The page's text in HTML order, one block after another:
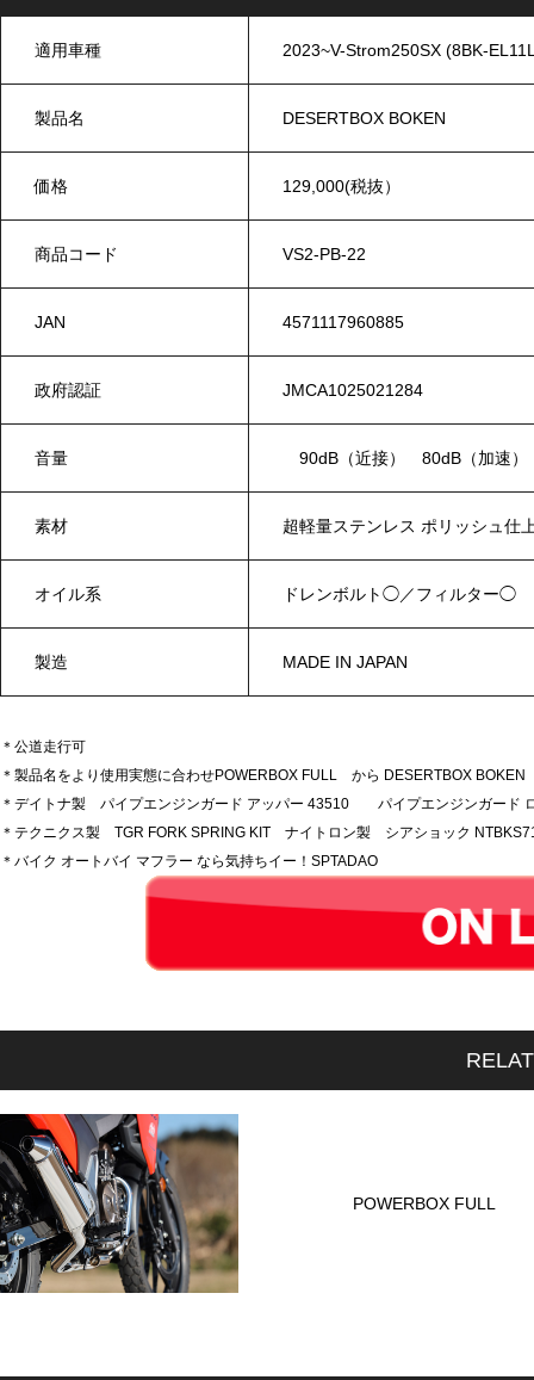
適用車種 2023~V-Strom250SX (8BK-
製品名 DESERTBOX BOKEN
価格 129,000(税抜）
商品コード VS2-PB-22
JAN 4571117960885
政府認証 JMCA1025021284
音量 90dB（近接） 80dB（加速）
素材 超軽量ステンレス ポリッシュ
オイル系 ドレンボルト◯／フィルター◯
製造 MADE IN JAPAN
＊公道走行可
＊製品名をより使用実態に合わせPOWERBOX FULL から DESERTBOX
＊デイトナ製 パイプエンジンガード アッパー 43510 パイプエンジンガード
＊テクニクス製 TGR FORK SPRING KIT ナイトロン製 シアショック
＊バイク オートバイ マフラー なら気持ちイー！SPTADAO
POWERBOX FULL